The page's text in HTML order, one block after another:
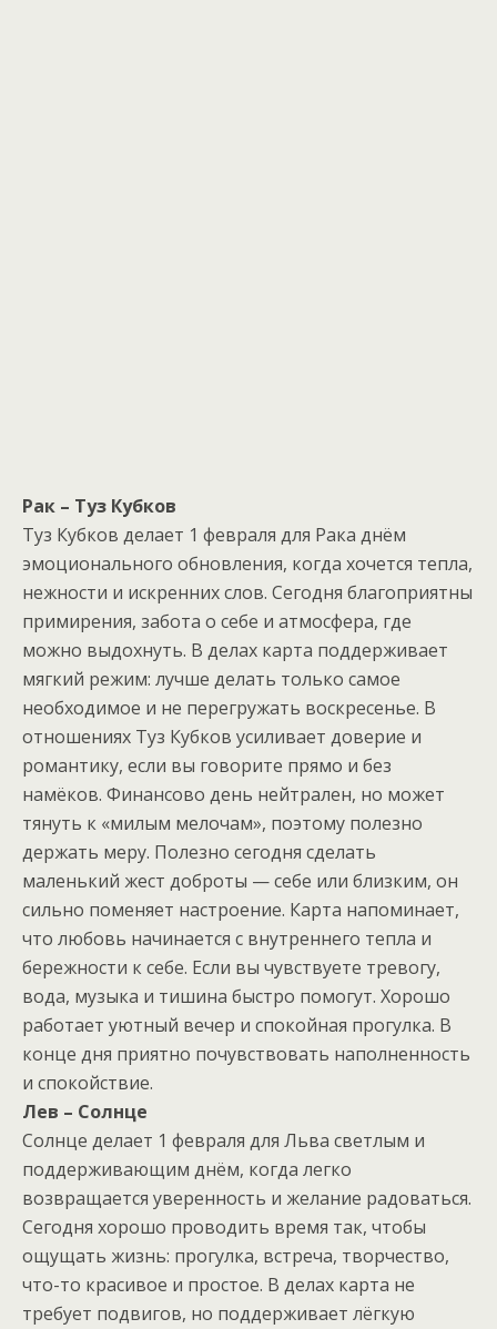
Рак – Туз Кубков
Туз Кубков делает 1 февраля для Рака днём
эмоционального обновления, когда хочется тепла,
нежности и искренних слов. Сегодня благоприятны
примирения, забота о себе и атмосфера, где
можно выдохнуть. В делах карта поддерживает
мягкий режим: лучше делать только самое
необходимое и не перегружать воскресенье. В
отношениях Туз Кубков усиливает доверие и
романтику, если вы говорите прямо и без
намёков. Финансово день нейтрален, но может
тянуть к «милым мелочам», поэтому полезно
держать меру. Полезно сегодня сделать
маленький жест доброты — себе или близким, он
сильно поменяет настроение. Карта напоминает,
что любовь начинается с внутреннего тепла и
бережности к себе. Если вы чувствуете тревогу,
вода, музыка и тишина быстро помогут. Хорошо
работает уютный вечер и спокойная прогулка. В
конце дня приятно почувствовать наполненность
и спокойствие.
Лев – Солнце
Солнце делает 1 февраля для Льва светлым и
поддерживающим днём, когда легко
возвращается уверенность и желание радоваться.
Сегодня хорошо проводить время так, чтобы
ощущать жизнь: прогулка, встреча, творчество,
что-то красивое и простое. В делах карта не
требует подвигов, но поддерживает лёгкую